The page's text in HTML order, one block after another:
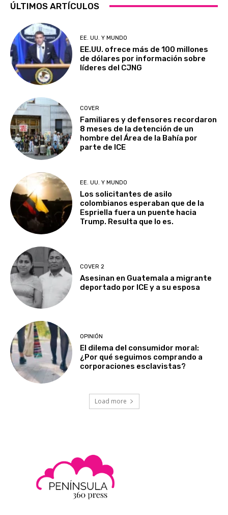
ÚLTIMOS ARTÍCULOS
EE. UU. Y MUNDO
EE.UU. ofrece más de 100 millones
de dólares por información sobre
líderes del CJNG
COVER
Familiares y defensores recordaron
8 meses de la detención de un
hombre del Área de la Bahía por
parte de ICE
EE. UU. Y MUNDO
Los solicitantes de asilo
colombianos esperaban que de la
Espriella fuera un puente hacia
Trump. Resulta que lo es.
COVER 2
Asesinan en Guatemala a migrante
deportado por ICE y a su esposa
OPINIÓN
El dilema del consumidor moral:
¿Por qué seguimos comprando a
corporaciones esclavistas?
Load more